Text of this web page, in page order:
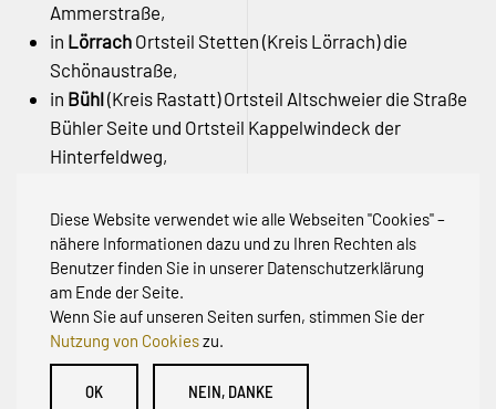
Diese Website verwendet wie alle Webseiten "Cookies" –
nähere Informationen dazu und zu Ihren Rechten als
Benutzer finden Sie in unserer Datenschutzerklärung
am Ende der Seite.
Wenn Sie auf unseren Seiten surfen, stimmen Sie der
Nutzung von Cookieszu.
OK NEIN, DANKE
Ammerstraße,
in Lörrach Ortsteil Stetten (Kreis Lörrach) die
Schönaustraße,
in Bühl(Kreis Rastatt) Ortsteil Altschweier die Straße
Bühler Seite und Ortsteil Kappelwindeck der
Hinterfeldweg,
Friedhofstraße und
inSchömberg(Zollernalbkreis) der Jägerweg.
© Initiative zur Abwehr von Erschließungsbeiträgen für